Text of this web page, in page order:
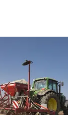
de
novembre
de printemps à
il est...